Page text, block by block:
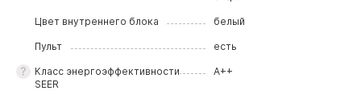
Цвет внутреннего блока белый
Пульт есть
Класс энергоэффективности
SEER
A++